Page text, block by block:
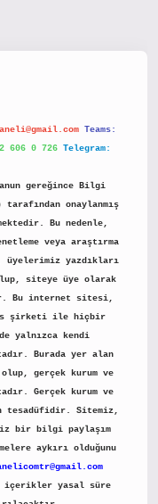
Teams:
606 0 726 Telegram:
gereğince Bilgi
onaylanmış
Bu nedenle,
veya araştırma
üyelerimiz yazdıkları
siteye üye olarak
Bu internet sitesi,
şirketi ile hiçbir
yalnızca kendi
Burada yer alan
gerçek kurum ve
Gerçek kurum ve
tesadüfidir. Sitemiz,
bir bilgi paylaşım
aykırı olduğunu
yasal süre